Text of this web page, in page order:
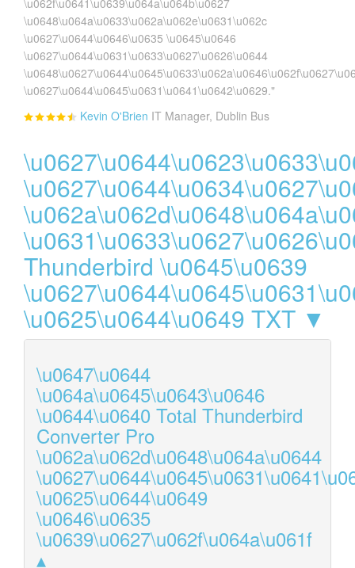
\u0648\u064a\u0633\u062a\u062e\u0631\u062c
\u0627\u0644\u0646\u0635 \u0645\u0646
\u0627\u0644\u0631\u0633\u0627\u0626\u0644
\u0627\u0644\u0645\u0631\u0641\u0642\u0629."
Kevin O'Brien IT Manager, Dublin Bus
Thunderbird \u0645\u0639
\u0625\u0644\u0649 TXT ▼
\u0647\u0644
\u064a\u0645\u0643\u0646
\u0644\u0640 Total Thunderbird
Converter Pro
\u062a\u062d\u0648\u064a\u0644
\u0625\u0644\u0649
\u0646\u0635
\u0639\u0627\u062f\u064a\u061f